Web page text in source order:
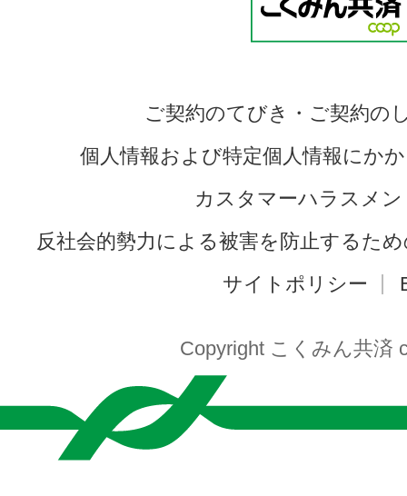
ご契約のてびき・ご契約の
個人情報および特定個人情報にか
カスタマーハラスメ
反社会的勢力による被害を防止するた
サイトポリシー
Copyright こくみん共済